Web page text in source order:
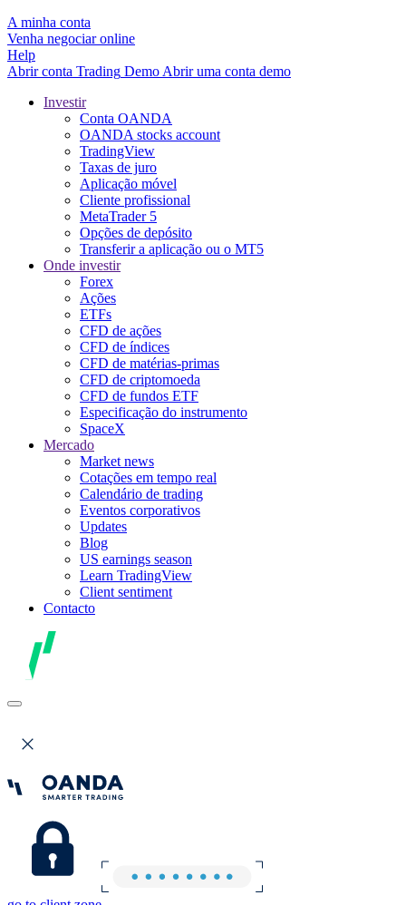
A minha conta
Venha negociar online
Help
Abrir conta Trading Demo Abrir uma conta demo
Investir
Conta OANDA
OANDA stocks account
TradingView
Taxas de juro
Aplicação móvel
Cliente profissional
MetaTrader 5
Opções de depósito
Transferir a aplicação ou o MT5
Onde investir
Forex
Ações
ETFs
CFD de ações
CFD de índices
CFD de matérias-primas
CFD de criptomoeda
CFD de fundos ETF
Especificação do instrumento
SpaceX
Mercado
Market news
Cotações em tempo real
Calendário de trading
Eventos corporativos
Updates
Blog
US earnings season
Learn TradingView
Client sentiment
Contacto